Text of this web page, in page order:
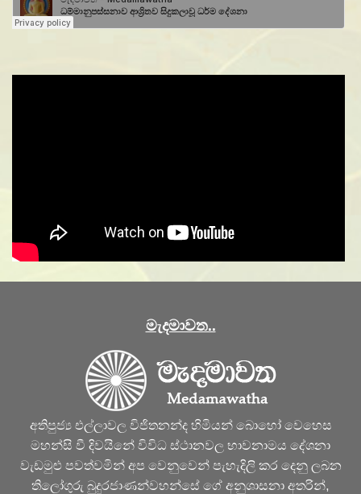
මැදමාවත..
අතිපුජ්‍ය එල්ලාවල විජිතනන්ද හිමියන් බොහෝ වෙහෙස
මහන්සි වී දිවයිනේ විවිධ ස්ථානවල භාවනාමය දේශනා
වැඩමුළු පවත්වමින් අප වෙනුවෙන් පැහැදිලි කර දෙනු ලබන
තිලෝගුරු බුදුරජාණන්වහන්සේ ගේ අනුශාසනා අතරින්,